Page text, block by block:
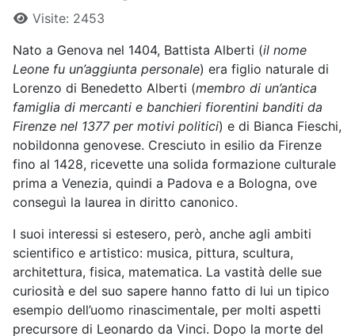
Visite: 2453
Nato a Genova nel 1404, Battista Alberti (il nome
Leone fu un’aggiunta personale) era figlio naturale di
Lorenzo di Benedetto Alberti (membro di un’antica
famiglia di mercanti e banchieri fiorentini banditi da
Firenze nel 1377 per motivi politici) e di Bianca Fieschi,
nobildonna genovese. Cresciuto in esilio da Firenze
fino al 1428, ricevette una solida formazione culturale
prima a Venezia, quindi a Padova e a Bologna, ove
conseguì la laurea in diritto canonico.
I suoi interessi si estesero, però, anche agli ambiti
scientifico e artistico: musica, pittura, scultura,
architettura, fisica, matematica. La vastità delle sue
curiosità e del suo sapere hanno fatto di lui un tipico
esempio dell’uomo rinascimentale, per molti aspetti
precursore di Leonardo da Vinci. Dopo la morte del